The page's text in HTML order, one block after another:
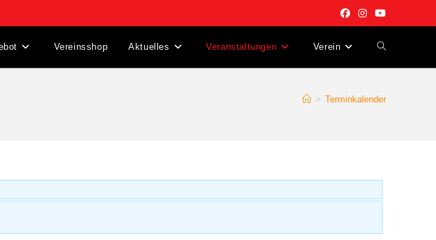
Vereinsshop Aktuelles Veranstaltungen Verein
> Terminkalender